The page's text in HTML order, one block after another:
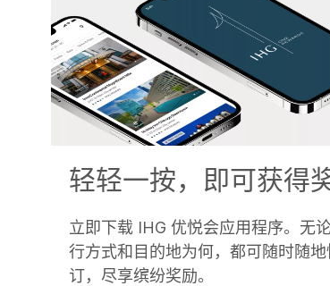
轻轻一按，即可获得
立即下载 IHG 优悦会应用程序。无
行方式和目的地为何，都可随时随地
订，尽享缤纷奖励。